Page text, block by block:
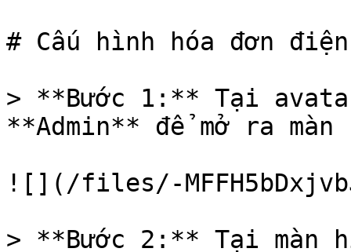
# Cấu hình hóa đơn
> **Bước 1:** Tại
**Admin** để mở ra
![](/files/-
> **Bước 2:** Tại màn